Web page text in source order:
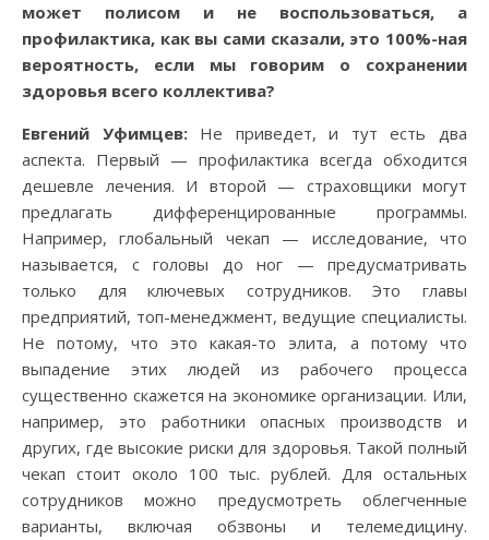
может полисом и не воспользоваться, а
профилактика, как вы сами сказали, это 100%-ная
вероятность, если мы говорим о сохранении
здоровья всего коллектива?
Евгений Уфимцев:Не приведет, и тут есть два
аспекта. Первый — профилактика всегда обходится
дешевле лечения. И второй — страховщики могут
предлагать дифференцированные программы.
Например, глобальный чекап — исследование, что
называется, с головы до ног — предусматривать
только для ключевых сотрудников. Это главы
предприятий, топ-менеджмент, ведущие специалисты.
Не потому, что это какая-то элита, а потому что
выпадение этих людей из рабочего процесса
существенно скажется на экономике организации. Или,
например, это работники опасных производств и
других, где высокие риски для здоровья. Такой полный
чекап стоит около 100 тыс. рублей. Для остальных
сотрудников можно предусмотреть облегченные
варианты, включая обзвоны и телемедицину.